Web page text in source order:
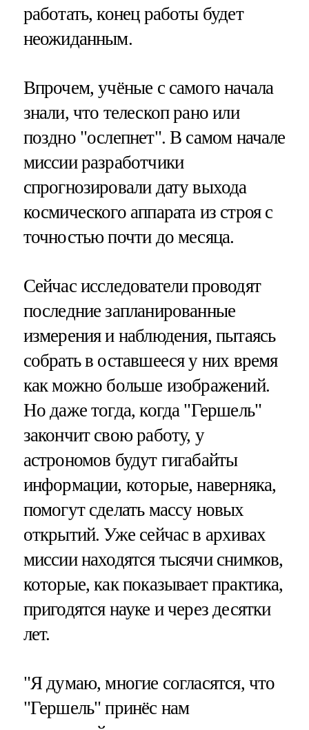
работать, конец работы будет
неожиданным.
Впрочем, учёные с самого начала
знали, что телескоп рано или
поздно "ослепнет". В самом начале
миссии разработчики
спрогнозировали дату выхода
космического аппарата из строя с
точностью почти до месяца.
Сейчас исследователи проводят
последние запланированные
измерения и наблюдения, пытаясь
собрать в оставшееся у них время
как можно больше изображений.
Но даже тогда, когда "Гершель"
закончит свою работу, у
астрономов будут гигабайты
информации, которые, наверняка,
помогут сделать массу новых
открытий. Уже сейчас в архивах
миссии находятся тысячи снимков,
которые, как показывает практика,
пригодятся науке и через десятки
лет.
"Я думаю, многие согласятся, что
"Гершель" принёс нам